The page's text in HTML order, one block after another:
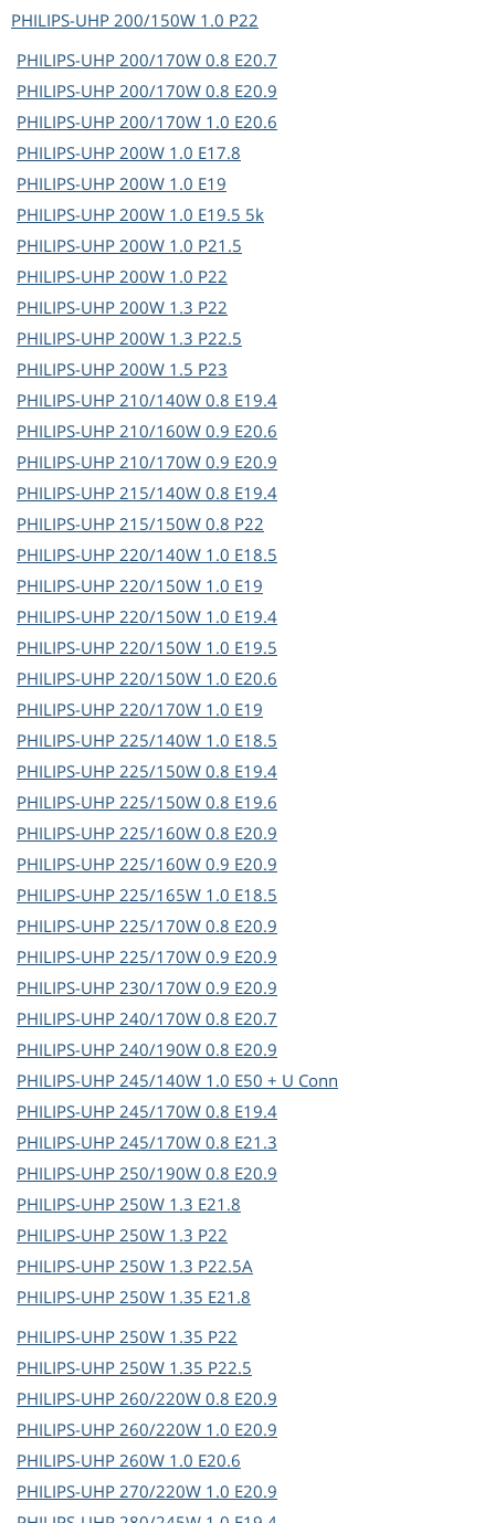
PHILIPS-UHP 200/150W 1.0 P22
PHILIPS-UHP 200/170W 0.8 E20.7
PHILIPS-UHP 200/170W 0.8 E20.9
PHILIPS-UHP 200/170W 1.0 E20.6
PHILIPS-UHP 200W 1.0 E17.8
PHILIPS-UHP 200W 1.0 E19
PHILIPS-UHP 200W 1.0 E19.5 5k
PHILIPS-UHP 200W 1.0 P21.5
PHILIPS-UHP 200W 1.0 P22
PHILIPS-UHP 200W 1.3 P22
PHILIPS-UHP 200W 1.3 P22.5
PHILIPS-UHP 200W 1.5 P23
PHILIPS-UHP 210/140W 0.8 E19.4
PHILIPS-UHP 210/160W 0.9 E20.6
PHILIPS-UHP 210/170W 0.9 E20.9
PHILIPS-UHP 215/140W 0.8 E19.4
PHILIPS-UHP 215/150W 0.8 P22
PHILIPS-UHP 220/140W 1.0 E18.5
PHILIPS-UHP 220/150W 1.0 E19
PHILIPS-UHP 220/150W 1.0 E19.4
PHILIPS-UHP 220/150W 1.0 E19.5
PHILIPS-UHP 220/150W 1.0 E20.6
PHILIPS-UHP 220/170W 1.0 E19
PHILIPS-UHP 225/140W 1.0 E18.5
PHILIPS-UHP 225/150W 0.8 E19.4
PHILIPS-UHP 225/150W 0.8 E19.6
PHILIPS-UHP 225/160W 0.8 E20.9
PHILIPS-UHP 225/160W 0.9 E20.9
PHILIPS-UHP 225/165W 1.0 E18.5
PHILIPS-UHP 225/170W 0.8 E20.9
PHILIPS-UHP 225/170W 0.9 E20.9
PHILIPS-UHP 230/170W 0.9 E20.9
PHILIPS-UHP 240/170W 0.8 E20.7
PHILIPS-UHP 240/190W 0.8 E20.9
PHILIPS-UHP 245/140W 1.0 E50 + U Conn
PHILIPS-UHP 245/170W 0.8 E19.4
PHILIPS-UHP 245/170W 0.8 E21.3
PHILIPS-UHP 250/190W 0.8 E20.9
PHILIPS-UHP 250W 1.3 E21.8
PHILIPS-UHP 250W 1.3 P22
PHILIPS-UHP 250W 1.3 P22.5A
PHILIPS-UHP 250W 1.35 E21.8
PHILIPS-UHP 250W 1.35 P22
PHILIPS-UHP 250W 1.35 P22.5
PHILIPS-UHP 260/220W 0.8 E20.9
PHILIPS-UHP 260/220W 1.0 E20.9
PHILIPS-UHP 260W 1.0 E20.6
PHILIPS-UHP 270/220W 1.0 E20.9